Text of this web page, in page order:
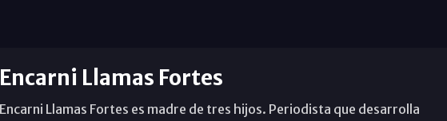
Encarni Llamas Fortes
Encarni Llamas Fortes es madre de tres hijos. Periodista que desarrolla